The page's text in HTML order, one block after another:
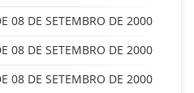
08 DE SETEMBRO DE 2000
08 DE SETEMBRO DE 2000
08 DE SETEMBRO DE 2000